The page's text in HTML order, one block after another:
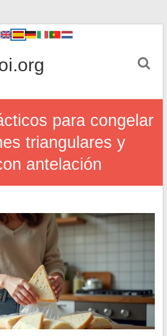
para congelar
triangulares y
antelación